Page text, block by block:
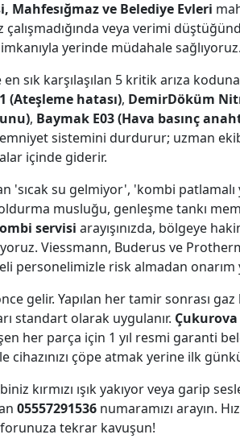
Mahfesığmaz ve Belediye Evleri
çalışmadığında veya verimi
yerinde müdahale sağlıyoruz.
sık karşılaşılan 5 kritik arıza
(Ateşleme hatası), DemirDöküm
, Baymak E03 (Hava basınç
sistemini durdurur; uzman
içinde giderir.
'sıcak su gelmiyor', 'kombi
musluğu, genleşme tankı
servisi arayışınızda, bölgeye
Viessmann, Buderus ve
personelimizle risk almadan onarım
gelir. Yapılan her tamir sonrası
standart olarak uygulanır. Çukurova
her parça için 1 yıl resmi garanti
cihazınızı çöpe atmak yerine ilk
kırmızı ışık yakıyor veya garip
05557291536 numaramızı arayın.
tekrar kavuşun!